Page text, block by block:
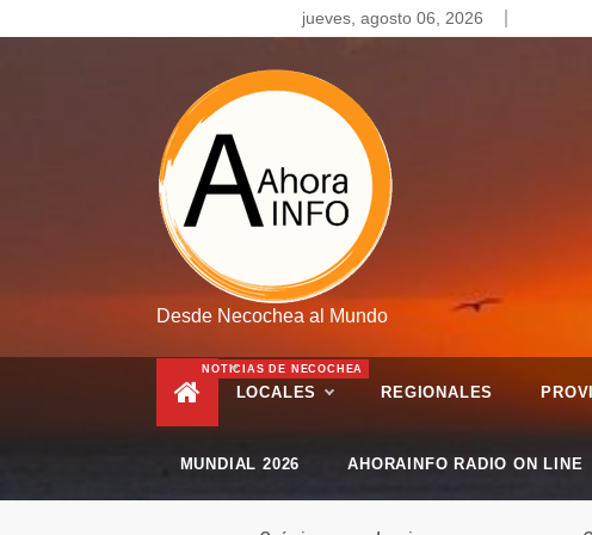
to
jueves, agosto 06, 2026
Desde Necochea al Mundo
LOCALES
NOTICIAS DE NECOCHEA
REGIONALES
MUNDIAL 2026 AHORAINFO RADIO ON LINE